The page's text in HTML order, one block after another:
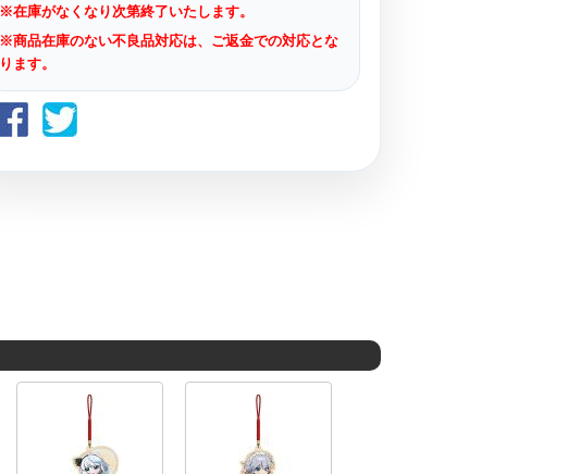
※在庫がなくなり次第終了いたします。
※商品在庫のない不良品対応は、ご返金での対応とな
ります。